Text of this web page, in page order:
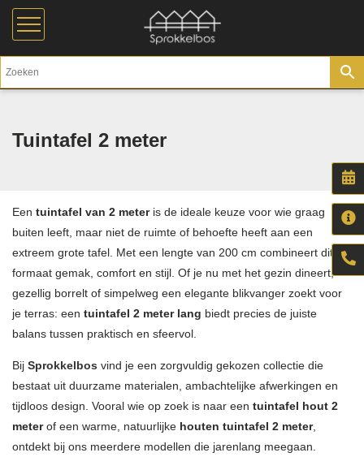
Tuintafel 2 meter
Een tuintafel van 2 meteris de ideale keuze voor wie graag
buiten leeft, maar niet de ruimte of behoefte heeft aan een
extreem grote tafel. Met een lengte van 200 cm combineert dit
formaat gemak, comfort en stijl. Of je nu met het gezin dineert,
gezellig borrelt of simpelweg een elegante blikvanger zoekt voor
je terras: een tuintafel 2 meter lang biedt precies de juiste
balans tussen praktisch en sfeervol.
Bij Sprokkelbos vind je een zorgvuldig gekozen collectie die
bestaat uit duurzame materialen, ambachtelijke afwerkingen en
tijdloos design. Vooral wie op zoek is naar een tuintafel hout 2
meterof een warme, natuurlijke houten tuintafel 2 meter,
ontdekt bij ons meerdere modellen die jarenlang meegaan.